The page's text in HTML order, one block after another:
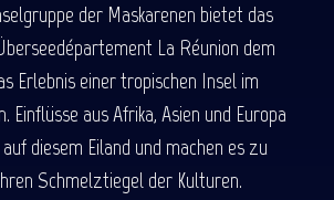
der Maskarenen bietet das
La Réunion dem
Erlebnis einer tropischen Insel im
Einflüsse aus Afrika, Asien und Europa
diesem Eiland und machen es zu
Schmelztiegel der Kulturen.